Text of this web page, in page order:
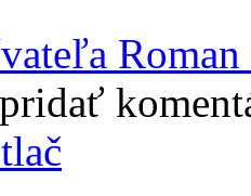
Roman